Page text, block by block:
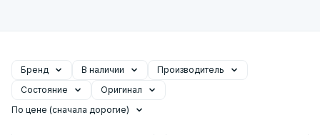
Бренд В наличии
Производитель
Состояние
Оригинал
По цене (сначала дорогие)